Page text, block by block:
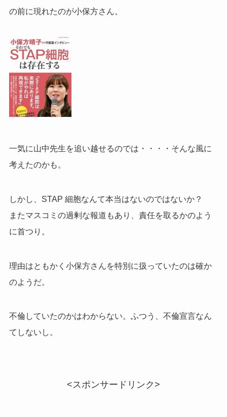
の前に現れたのが小保方さん。
一気に山中先生を追い越せるのでは・・・・そんな風に
考えたのかも。
しかし、STAP 細胞なんて本当はないのではないか？
またマスコミの過剰な報道もあり、 責任を取るかのよう
に首つり。
理由はともかく小保方さんを特別に扱っていたのは確か
のようだ。
不倫していたのかはわからない。ふつう、不倫宣言なん
てしないし。
<スポンサードリンク>